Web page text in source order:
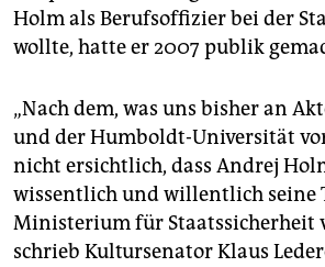
Holm als Berufsoffizier bei der
wollte, hatte er 2007 publik
„Nach dem, was uns bisher an
und der Humboldt-Universität
nicht ersichtlich, dass Andrej
wissentlich und willentlich seine
Ministerium für Staatssicherheit
schrieb Kultursenator Klaus